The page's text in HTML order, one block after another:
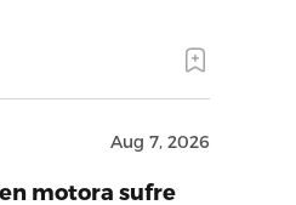
Aug 7, 2026
motora sufre